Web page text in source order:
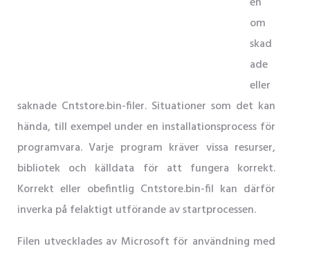
om
skad
ade
eller
saknade Cntstore.bin-filer. Situationer som det kan
hända, till exempel under en installationsprocess för
programvara. Varje program kräver vissa resurser,
bibliotek och källdata för att fungera korrekt.
Korrekt eller obefintlig Cntstore.bin-fil kan därför
inverka på felaktigt utförande av startprocessen.
Filen utvecklades av Microsoft för användning med